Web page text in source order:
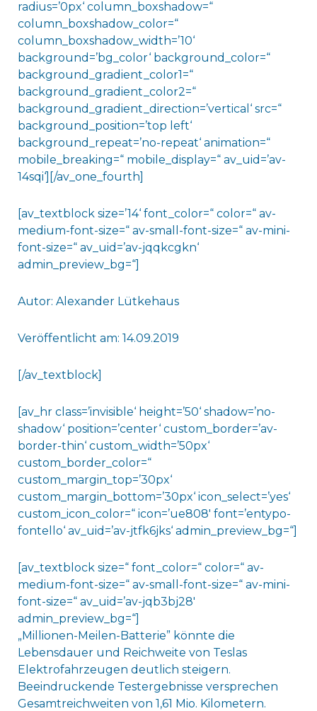
radius=’0px‘ column_boxshadow=“
column_boxshadow_color=“
column_boxshadow_width=’10‘
background=’bg_color‘ background_color=“
background_gradient_color1=“
background_gradient_color2=“
background_gradient_direction=’vertical‘ src=“
background_position=’top left‘
background_repeat=’no-repeat‘ animation=“
mobile_breaking=“ mobile_display=“ av_uid=’av-
14sqi‘][/av_one_fourth]
[av_textblock size=’14‘ font_color=“ color=“ av-
medium-font-size=“ av-small-font-size=“ av-mini-
font-size=“ av_uid=’av-jqqkcgkn‘
admin_preview_bg=“]
Autor: Alexander Lütkehaus
Veröffentlicht am: 14.09.2019
[/av_textblock]
[av_hr class=’invisible‘ height=’50‘ shadow=’no-
shadow‘ position=’center‘ custom_border=’av-
border-thin‘ custom_width=’50px‘
custom_border_color=“
custom_margin_top=’30px‘
custom_margin_bottom=’30px‘ icon_select=’yes‘
custom_icon_color=“ icon=’ue808′ font=’entypo-
fontello‘ av_uid=’av-jtfk6jks‘ admin_preview_bg=“]
[av_textblock size=“ font_color=“ color=“ av-
medium-font-size=“ av-small-font-size=“ av-mini-
font-size=“ av_uid=’av-jqb3bj28′
admin_preview_bg=“]
„Millionen-Meilen-Batterie” könnte die
Lebensdauer und Reichweite von Teslas
Elektrofahrzeugen deutlich steigern.
Beeindruckende Testergebnisse versprechen
Gesamtreichweiten von 1,61 Mio. Kilometern.